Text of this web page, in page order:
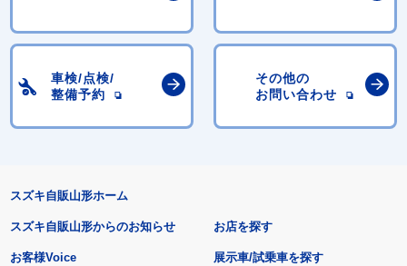
車検/点検/
整備予約
その他の
お問い合わせ
スズキ自販山形ホーム
スズキ自販山形からのお知らせ
お客様Voice
お店を探す
展示車/試乗車を探す